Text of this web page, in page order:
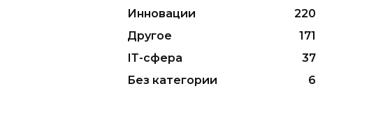
Инновации
220
Другое
171
ІТ-сфера
37
Без категории
6